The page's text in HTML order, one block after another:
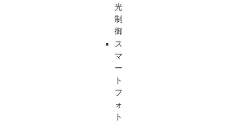
光
制
御
ス
マ
ー
ト
フ
ォ
ト